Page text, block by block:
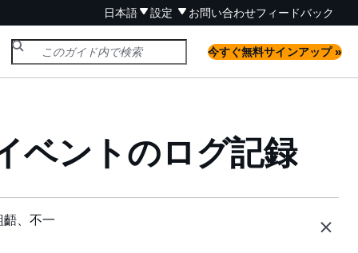
日本語 設定 お問い合わせフィードバック
今すぐ無料サインアップ »
ベントのログ記録
、不一